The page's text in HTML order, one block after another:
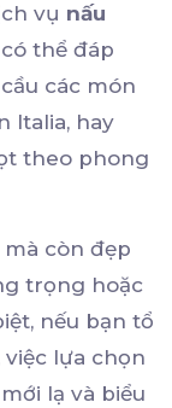
vụ nấu
thể đáp
các món
Italia, hay
theo phong
còn đẹp
trọng hoặc
nếu bạn tổ
lựa chọn
lạ và biểu